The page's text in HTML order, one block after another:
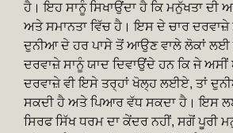
ਹੈ। ਇਹ ਸਾਨੂੰ ਸਿਖਾਉਂਦਾ ਹੈ ਕਿ ਮਨੁੱਖਤਾ ਦੀ
ਅਤੇ ਸਮਾਨਤਾ ਵਿੱਚ ਹੈ। ਇਸ ਦੇ ਚਾਰ ਦਰਵਾਜ਼ੇ
ਦੁਨੀਆ ਦੇ ਹਰ ਪਾਸੇ ਤੋਂ ਆਉਣ ਵਾਲੇ ਲੋਕਾਂ
ਦਰਵਾਜ਼ੇ ਸਾਨੂੰ ਯਾਦ ਦਿਵਾਉਂਦੇ ਹਨ ਕਿ ਜੇ
ਦਰਵਾਜ਼ੇ ਵੀ ਇਸੇ ਤਰ੍ਹਾਂ ਖੋਲ੍ਹ ਲਈਏ, ਤਾਂ
ਸਕਦੀ ਹੈ ਅਤੇ ਪਿਆਰ ਵੱਧ ਸਕਦਾ ਹੈ। ਇਸ
ਸਿਰਫ ਸਿੱਖ ਧਰਮ ਦਾ ਕੇਂਦਰ ਨਹੀਂ, ਸਗੋਂ ਪੂਰੀ